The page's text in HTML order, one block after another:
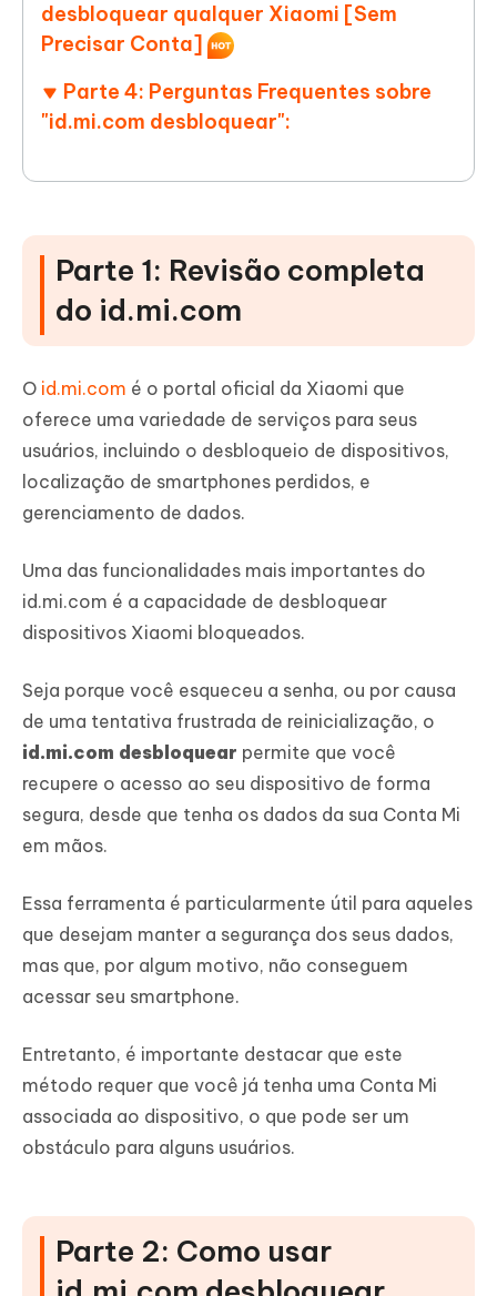
desbloquear qualquer Xiaomi [Sem
Precisar Conta]
Parte 4: Perguntas Frequentes sobre
"id.mi.com desbloquear":
Parte 1: Revisão completa
do id.mi.com
O id.mi.com é o portal oficial da Xiaomi que
oferece uma variedade de serviços para seus
usuários, incluindo o desbloqueio de dispositivos,
localização de smartphones perdidos, e
gerenciamento de dados.
Uma das funcionalidades mais importantes do
id.mi.com é a capacidade de desbloquear
dispositivos Xiaomi bloqueados.
Seja porque você esqueceu a senha, ou por causa
de uma tentativa frustrada de reinicialização, o
id.mi.com desbloquear permite que você
recupere o acesso ao seu dispositivo de forma
segura, desde que tenha os dados da sua Conta Mi
em mãos.
Essa ferramenta é particularmente útil para aqueles
que desejam manter a segurança dos seus dados,
mas que, por algum motivo, não conseguem
acessar seu smartphone.
Entretanto, é importante destacar que este
método requer que você já tenha uma Conta Mi
associada ao dispositivo, o que pode ser um
obstáculo para alguns usuários.
Parte 2: Como usar